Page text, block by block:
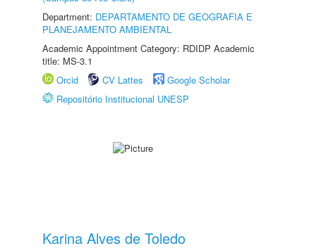
Department: DEPARTAMENTO DE GEOGRAFIA E
PLANEJAMENTO AMBIENTAL
Academic Appointment Category: RDIDP Academic
title: MS-3.1
Orcid
CV Lattes
Google Scholar
Repositório Institucional UNESP
Karina Alves de Toledo